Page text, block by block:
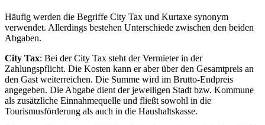
Häufig werden die Begriffe City Tax und Kurtaxe synonym
verwendet. Allerdings bestehen Unterschiede zwischen den beiden
Abgaben.
City Tax: Bei der City Tax steht der Vermieter in der
Zahlungspflicht. Die Kosten kann er aber über den Gesamtpreis an
den Gast weiterreichen. Die Summe wird im Brutto-Endpreis
angegeben. Die Abgabe dient der jeweiligen Stadt bzw. Kommune
als zusätzliche Einnahmequelle und fließt sowohl in die
Tourismusförderung als auch in die Haushaltskasse.